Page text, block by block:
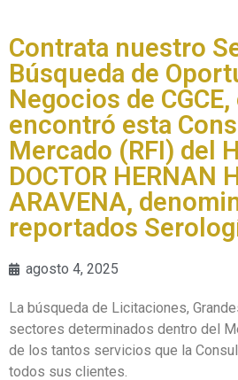
Contrata nuestro
Búsqueda de
Negocios de CGCE,
encontró esta
Mercado (RFI) del
DOCTOR HERNAN
ARAVENA,
reportados
agosto 4, 2025
La búsqueda de Licitaciones,
sectores determinados dentro del
de los tantos servicios que la
todos sus clientes.